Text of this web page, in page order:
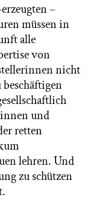
–
müssen in
alle
von
nicht
und
retten
lehren. Und
zu schützen